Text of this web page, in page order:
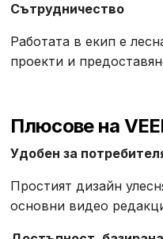
Сътрудничество
Работата в екип е
проекти и
Плюсове на
Удобен за
Простият дизайн
основни видео